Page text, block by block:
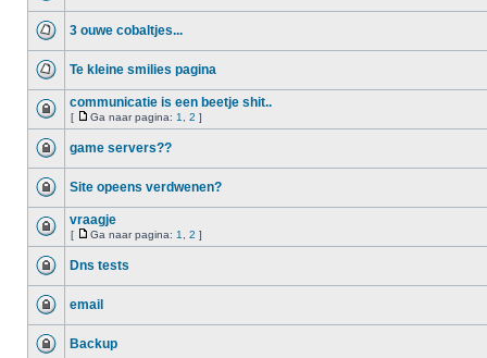
3 ouwe cobaltjes...
Te kleine smilies pagina
communicatie is een beetje shit..
[ Ga naar pagina: 1 2 ]
game servers??
Site opeens verdwenen?
vraagje
[ Ga naar pagina: 1 2 ]
Dns tests
email
Backup